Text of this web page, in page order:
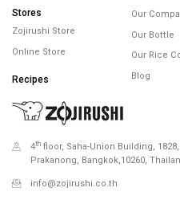
Stores
Zojirushi Store
Online Store
Recipes
Our
Our Bottle
Our Rice
Blog
4th floor, Saha-Union Building,
Prakanong, Bangkok,10260,
info@zojirushi.co.th